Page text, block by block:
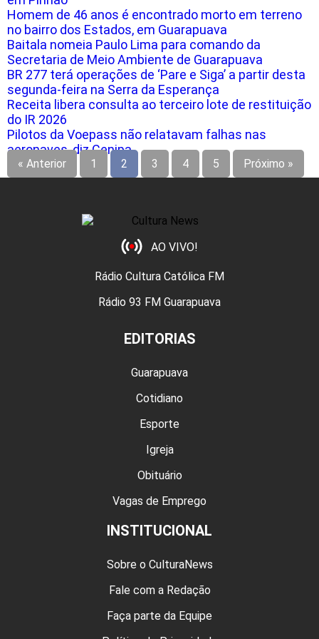
Homem de 46 anos é encontrado morto em terreno
no bairro dos Estados, em Guarapuava
Baitala nomeia Paulo Lima para comando da
Secretaria de Meio Ambiente de Guarapuava
BR 277 terá operações de ‘Pare e Siga’ a partir desta
segunda-feira na Serra da Esperança
Receita libera consulta ao terceiro lote de restituição
do IR 2026
Pilotos da Voepass não relatavam falhas nas
aeronaves, diz Cenipa
« Anterior 1 2 3 4 5 Próximo »
AO VIVO!
Rádio Cultura Católica FM
Rádio 93 FM Guarapuava
EDITORIAS
Guarapuava
Cotidiano
Esporte
Igreja
Obituário
Vagas de Emprego
INSTITUCIONAL
Sobre o CulturaNews
Fale com a Redação
Faça parte da Equipe